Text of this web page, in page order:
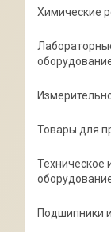
Химические
Товары для
Техническое
Подшипники